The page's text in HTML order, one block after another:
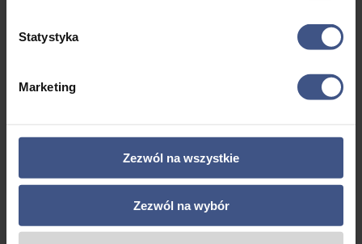
Statystyka
Marketing
Zezwól na wszystkie
Zezwól na wybór
3295,00zł
wynosiła:
3295,00 zł.
wynosi:
2995,00 zł.
Zagranica